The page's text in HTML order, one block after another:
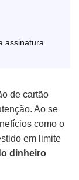
assinatura
de cartão
Ao se
como o
em limite
dinheiro